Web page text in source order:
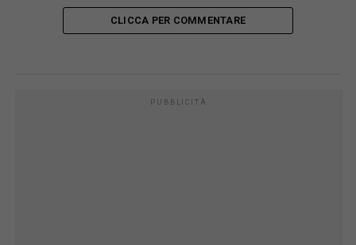
CLICCA PER COMMENTARE
PUBBLICITÀ